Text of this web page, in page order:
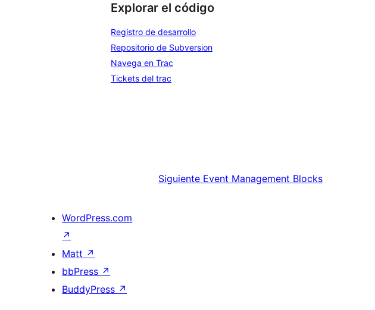
Explorar el código
Registro de desarrollo
Repositorio de Subversion
Navega en Trac
Tickets del trac
Siguiente Event Management Blocks
WordPress.com
↗
Matt ↗
bbPress ↗
BuddyPress ↗